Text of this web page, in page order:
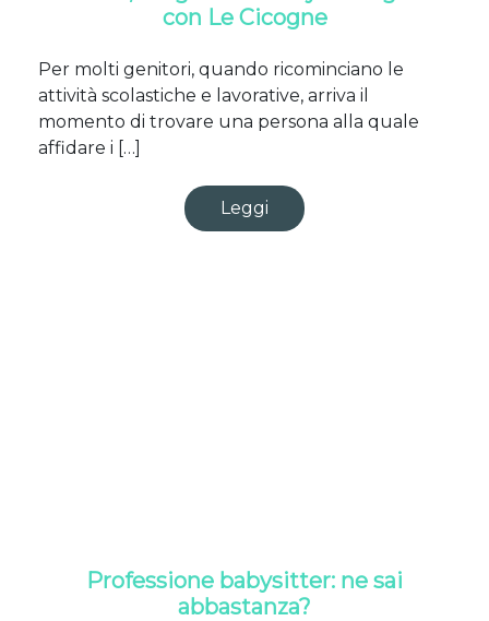
con Le Cicogne
Per molti genitori, quando ricominciano le
attività scolastiche e lavorative, arriva il
momento di trovare una persona alla quale
affidare i […]
Leggi
Professione babysitter: ne sai
abbastanza?